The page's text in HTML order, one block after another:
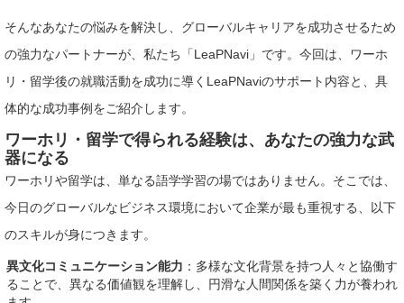
そんなあなたの悩みを解決し、グローバルキャリアを成功させるため
の強力なパートナーが、私たち「LeaPNavi」です。今回は、ワーホ
リ・留学後の就職活動を成功に導くLeaPNaviのサポート内容と、具
体的な成功事例をご紹介します。
ワーホリ・留学で得られる経験は、あなたの強力な武
器になる
ワーホリや留学は、単なる語学学習の場ではありません。そこでは、
今日のグローバルなビジネス環境において企業が最も重視する、以下
のスキルが身につきます。
異文化コミュニケーション能力 ：多様な文化背景を持つ人々と協働す
ることで、異なる価値観を理解し、円滑な人間関係を築く力が養われ